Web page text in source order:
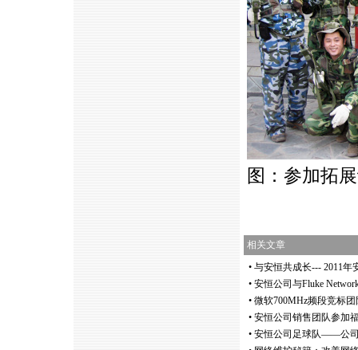
图：参加拓
相关文章
• 与安恒共成长--- 2011年
• 安恒公司与Fluke
• 微软700MHz频段竞标
• 安恒公司销售团队参加
• 安恒公司足球队——公